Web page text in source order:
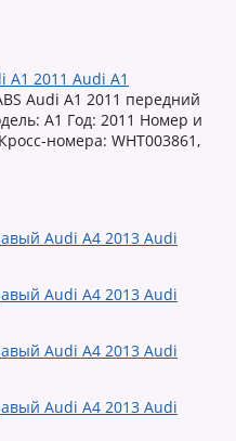
A1 2011 Audi A1
Audi A1 2011 передний
A1 Год: 2011 Номер и
номера: WHT003861,